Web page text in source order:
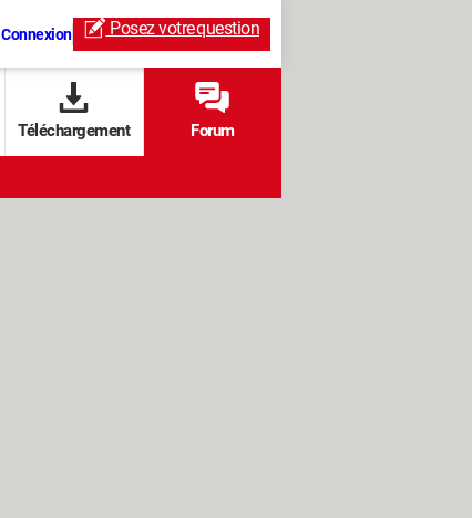
Connexion Posez votrequestion
Téléchargement Forum